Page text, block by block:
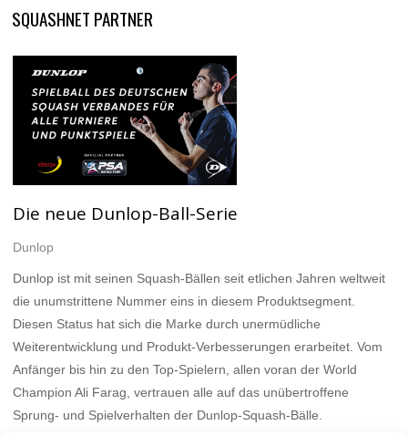
SQUASHNET PARTNER
Die neue Dunlop-Ball-Serie
Dunlop
Dunlop ist mit seinen Squash-Bällen seit etlichen Jahren weltweit
die unumstrittene Nummer eins in diesem Produktsegment.
Diesen Status hat sich die Marke durch unermüdliche
Weiterentwicklung und Produkt-Verbesserungen erarbeitet. Vom
Anfänger bis hin zu den Top-Spielern, allen voran der World
Champion Ali Farag, vertrauen alle auf das unübertroffene
Sprung- und Spielverhalten der Dunlop-Squash-Bälle.